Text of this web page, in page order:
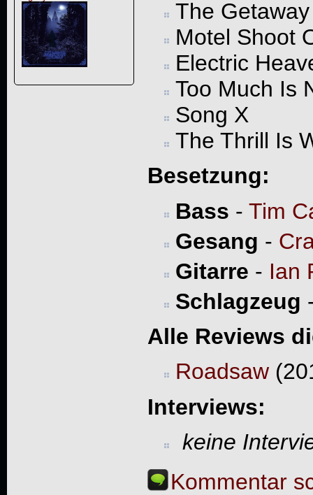
The Getaway
Motel Shoot
Electric
Too Much Is
Song X
The Thrill Is
Besetzung:
Bass - Tim
Gesang -
Gitarre - Ian
Schlagzeug
Alle Reviews
Roadsaw
Interviews:
keine
Kommentar